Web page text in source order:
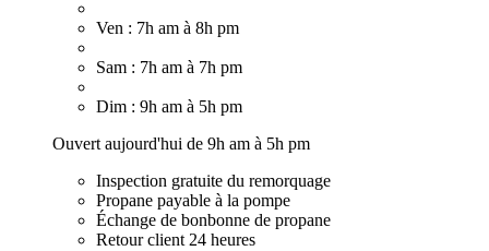
Ven : 7h am à 8h pm
Sam : 7h am à 7h pm
Dim : 9h am à 5h pm
Ouvert aujourd'hui de 9h am à 5h pm
Inspection gratuite du remorquage
Propane payable à la pompe
Échange de bonbonne de propane
Retour client 24 heures